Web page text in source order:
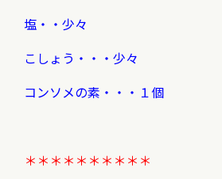
塩・・少々
こしょう・・・少々
コンソメの素・・・１個
＊＊＊＊＊＊＊＊＊＊